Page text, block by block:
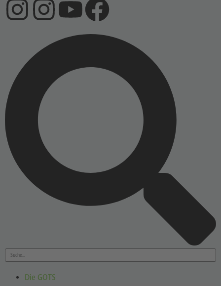
Die GOTS